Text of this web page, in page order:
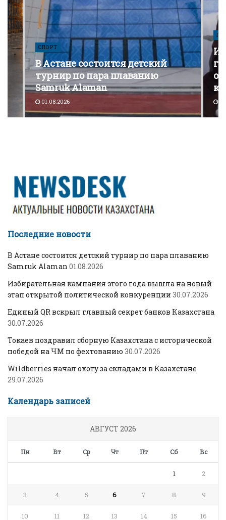
СПОРТ
В Астане состоится детский
турнир по пара плаванию
Samruk Alaman
01.08.2026
Последние новости
В Астане состоится детский турнир по пара плаванию
Samruk Alaman 01.08.2026
Избирательная кампания этого года вышла на новый
этап открытой политической конкуренции 30.07.2026
Единый QR вскрыл главный секрет банков Казахстана
30.07.2026
Токаев поздравил сборную Казахстана с исторической
победой на ЧМ по фехтованию 30.07.2026
Wildberries начал охоту за складами в Казахстане
29.07.2026
Календарь записей
АВГУСТ 2026
Пн Вт Ср Чт Пт Сб Вс
1 2
3 4 5 6 7 8 9
10 11 12 13 14 15 16